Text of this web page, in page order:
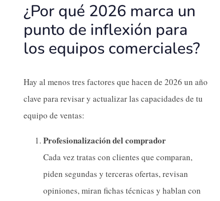
¿Por qué 2026 marca un
punto de inflexión para
los equipos comerciales?
Hay al menos tres factores que hacen de 2026 un año
clave para revisar y actualizar las capacidades de tu
equipo de ventas:
Profesionalización del comprador
Cada vez tratas con clientes que comparan,
piden segundas y terceras ofertas, revisan
opiniones, miran fichas técnicas y hablan con